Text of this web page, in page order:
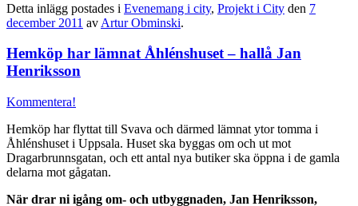
Detta inlägg postades i Evenemang i city, Projekt i City den 7
december 2011 av Artur Obminski.
Hemköp har lämnat Åhlénshuset – hallå Jan
Henriksson
Kommentera!
Hemköp har flyttat till Svava och därmed lämnat ytor tomma i
Åhlénshuset i Uppsala. Huset ska byggas om och ut mot
Dragarbrunnsgatan, och ett antal nya butiker ska öppna i de gamla
delarna mot gågatan.
När drar ni igång om- och utbyggnaden, Jan Henriksson,